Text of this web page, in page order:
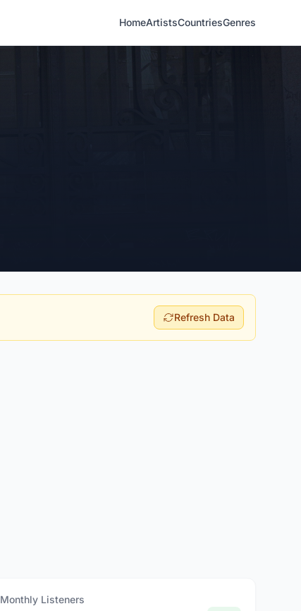
HomeArtistsCountriesGenres
Refresh Data
Monthly Listeners